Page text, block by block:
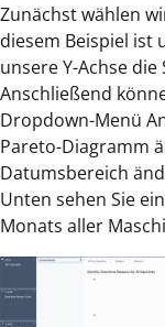
Zunächst wählen
diesem Beispiel ist
unsere Y-Achse
Anschließend
Dropdown-Menü
Pareto-Diagramm
Datumsbereich
Unten sehen Sie
Monats aller